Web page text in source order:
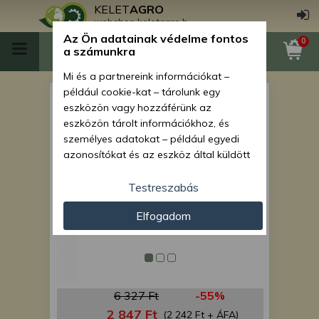
KELETAGRO
webshop.keletagro.hu
0
műtrágya rács tartó
6 327 Ft -55%
2 847 Ft (2 242 Ft + ÁFA)
Az Ön adatainak védelme fontos
a számunkra
Mi és a partnereink információkat –
például cookie-kat – tárolunk egy
eszközön vagy hozzáférünk az
eszközön tárolt információkhoz, és
személyes adatokat – például egyedi
azonosítókat és az eszköz által küldött
személyre szabott hirdetések és
tartalom nyújtásához, hirdetés- és
tartalomméréshez, nézettségi adatok
gyűjtéséhez, valamint termékek
javításához. Az Ön engedélyével mi és a
módszerrel szerzett pontos geolokációs
adatokat és azonosítási információkat
Testreszabás
Elfogadom